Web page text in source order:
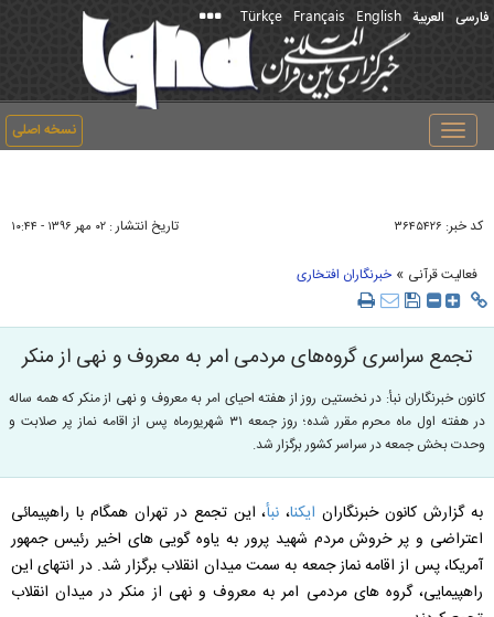
فارسی العربیة English
Français
Türkçe
نسخه اصلی
Toggle
navigation
کد خبر: ۳۶۴۵۴۲۶ تاریخ انتشار : ۰۲ مهر ۱۳۹۶ - ۱۰:۴۴
فعالیت قرآنی » خبرنگاران افتخاری
تجمع سراسری گروه‌های مردمی امر به معروف و نهی از منکر
کانون خبرنگاران نبأ: در نخستین روز از هفته احیای امر به معروف و نهی از منکر که همه ساله
در هفته اول ماه محرم مقرر شده؛ روز جمعه ۳۱ شهریورماه پس از اقامه نماز پر صلابت و
وحدت بخش جمعه در سراسر کشور برگزار شد.
به گزارش کانون خبرنگاران ایکنا، نبأ، این تجمع در تهران همگام با راهپیمائی
اعتراضی و پر خروش مردم شهید پرور به یاوه گویی های اخیر رئیس جمهور
آمریکا، پس از اقامه نماز جمعه به سمت میدان انقلاب برگزار شد. در انتهای این
راهپیمایی، گروه های مردمی امر به معروف و نهی از منکر در میدان انقلاب